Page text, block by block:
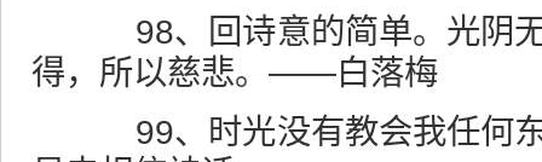
98、回诗意的简单。光阴无
得，所以慈悲。——白落梅
99、时光没有教会我任何东